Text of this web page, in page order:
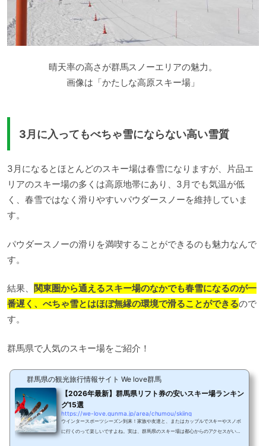
晴天率の高さが群馬スノーエリアの魅力。
画像は「かたしな高原スキー場」
3月に入ってもべちゃ雪にならない高い雪質
3月になるとほとんどのスキー場は春雪になりますが、片品エ
リアのスキー場の多くは高原地帯にあり、3月でも気温が低
く、春雪ではなく滑りやすいパウダースノーを維持していま
す。
パウダースノーの滑りを満喫することができるのも魅力なんで
す。
結果、
関東圏から通えるスキー場のなかでも春雪になるのが一
番遅く、べちゃ雪とはほぼ無縁の環境で滑ることができるので
す。
群馬県で人気のスキー場をご紹介！
群馬県の観光旅行情報サイト We love群馬
【2026年最新】群馬県リフト券の安いスキー場ランキン
グ15選
https://we-love.gunma.jp/area/chumou/skiing
ウインタースポーツシーズン到来！家族や友達と、またはカップルでスキーやスノボ
に行くのって楽しいですよね。実は、群馬県のスキー場は都心からのアクセスがいい